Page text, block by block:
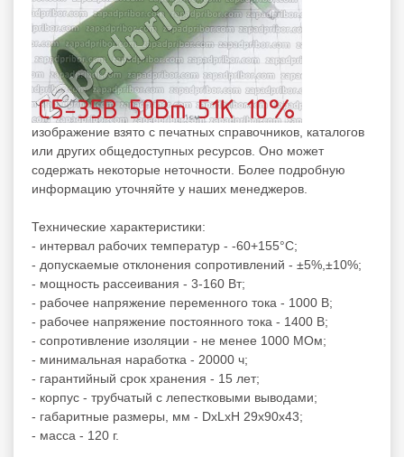
изображение взято с печатных справочников, каталогов
или других общедоступных ресурсов. Оно может
содержать некоторые неточности. Более подробную
информацию уточняйте у наших менеджеров.
Технические характеристики:
- интервал рабочих температур - -60+155°C;
- допускаемые отклонения сопротивлений - ±5%,±10%;
- мощность рассеивания - 3-160 Вт;
- рабочее напряжение переменного тока - 1000 В;
- рабочее напряжение постоянного тока - 1400 В;
- сопротивление изоляции - не менее 1000 МОм;
- минимальная наработка - 20000 ч;
- гарантийный срок хранения - 15 лет;
- корпус - трубчатый с лепестковыми выводами;
- габаритные размеры, мм - DxLxH 29x90x43;
- масса - 120 г.